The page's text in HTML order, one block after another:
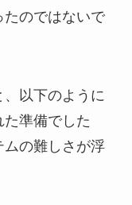
たのではないで
以下のように
準備でした
ムの難しさが浮